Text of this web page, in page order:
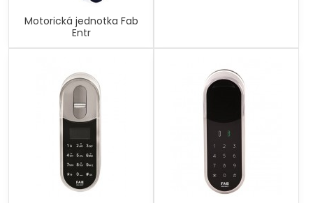
Motorická jednotka Fab
Entr